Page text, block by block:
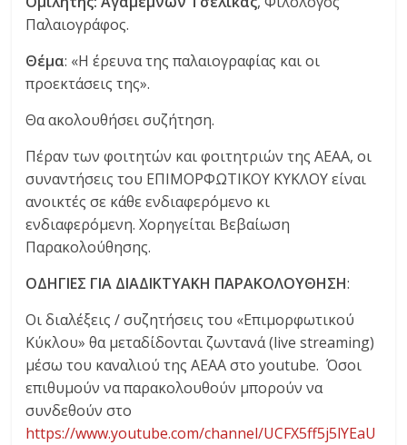
Παλαιογράφος.
Θέμα: «Η έρευνα της παλαιογραφίας και οι
προεκτάσεις της».
Θα ακολουθήσει συζήτηση.
Πέραν των φοιτητών και φοιτητριών της ΑΕΑΑ, οι
συναντήσεις του ΕΠΙΜΟΡΦΩΤΙΚΟΥ ΚΥΚΛΟΥ είναι
ανοικτές σε κάθε ενδιαφερόμενο κι
ενδιαφερόμενη. Χορηγείται Βεβαίωση
Παρακολούθησης.
ΟΔΗΓΙΕΣ ΓΙΑ ΔΙΑΔΙΚΤΥΑΚΗ ΠΑΡΑΚΟΛΟΥΘΗΣΗ:
Οι διαλέξεις / συζητήσεις του «Επιμορφωτικού
Κύκλου» θα μεταδίδονται ζωντανά (live streaming)
μέσω του καναλιού της ΑΕΑΑ στο youtube. Όσοι
επιθυμούν να παρακολουθούν μπορούν να
συνδεθούν στο
https://www.youtube.com/channel/UCFX5ff5j5lYEaU